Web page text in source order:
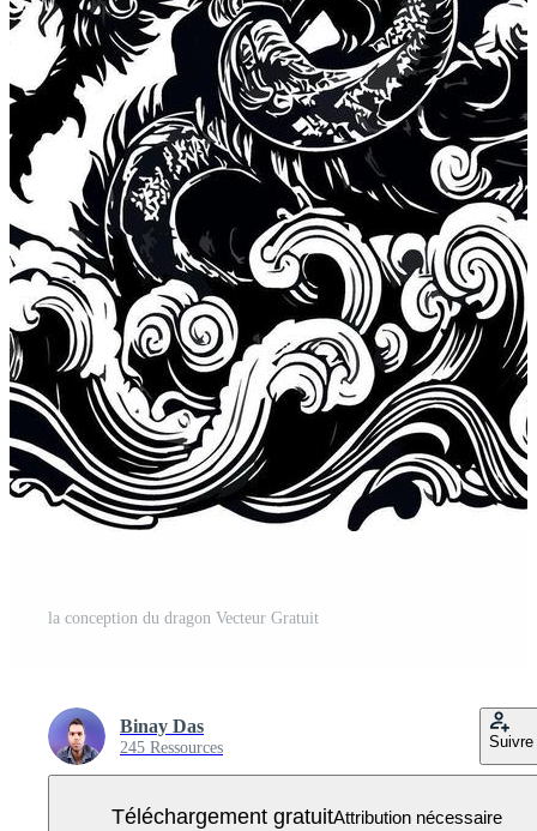
la conception du dragon Vecteur Gratuit
Binay Das
245 Ressources Suivre
Téléchargement gratuitAttribution nécessaire